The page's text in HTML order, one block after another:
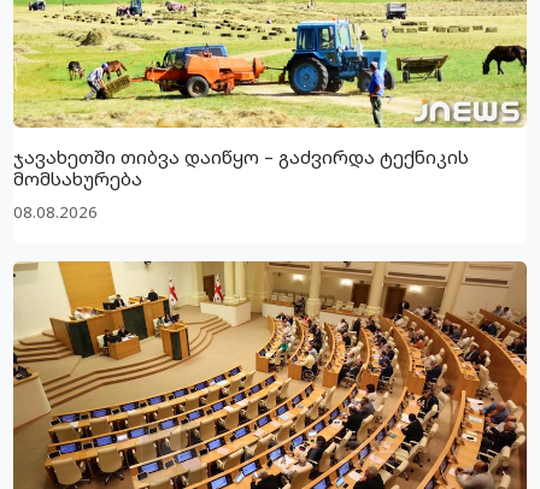
ჯავახეთში თიბვა დაიწყო – გაძვირდა ტექნიკის
მომსახურება
08.08.2026